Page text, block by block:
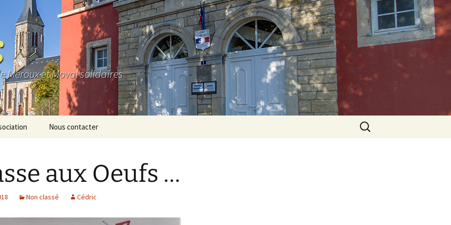
Meroux et Moval solidaires
Nous contacter
Rechercher :
aux Oeufs …
Non classé Cédric